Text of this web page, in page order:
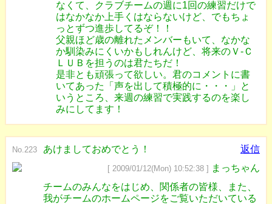
なくて、クラブチームの週に1回の練習だけで
はなかなか上手くはならないけど、でもちょ
っとずつ進歩してるぞ！！
父親ほど歳の離れたメンバーもいて、なかな
か馴染みにくいかもしれんけど、将来のＶ-Ｃ
ＬＵＢを担うのは君たちだ！
是非とも頑張って欲しい。君のコメントに書
いてあった「声を出して積極的に・・・」と
いうところ、来週の練習で実践するのを楽し
みにしてます！
No.223 あけましておめでとう！ 返信
[ 2009/01/12(Mon) 10:52:38 ] まっちゃん
チームのみんなをはじめ、関係者の皆様、また、
我がチームのホームページをご覧いただいている